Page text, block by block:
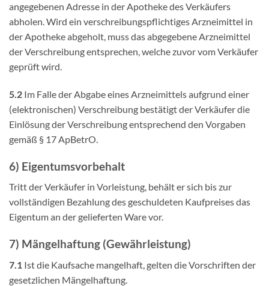
angegebenen Adresse in der Apotheke des Verkäufers
abholen. Wird ein verschreibungspflichtiges Arzneimittel in
der Apotheke abgeholt, muss das abgegebene Arzneimittel
der Verschreibung entsprechen, welche zuvor vom Verkäufer
geprüft wird.
5.2 Im Falle der Abgabe eines Arzneimittels aufgrund einer
(elektronischen) Verschreibung bestätigt der Verkäufer die
Einlösung der Verschreibung entsprechend den Vorgaben
gemäß § 17 ApBetrO.
6) Eigentumsvorbehalt
Tritt der Verkäufer in Vorleistung, behält er sich bis zur
vollständigen Bezahlung des geschuldeten Kaufpreises das
Eigentum an der gelieferten Ware vor.
7) Mängelhaftung (Gewährleistung)
7.1 Ist die Kaufsache mangelhaft, gelten die Vorschriften der
gesetzlichen Mängelhaftung.